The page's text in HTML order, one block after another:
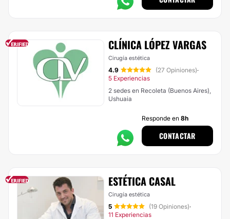
CLÍNICA LÓPEZ VARGAS
Cirugía estética
4.9 (27 Opiniones)·
5 Experiencias
2 sedes en Recoleta (Buenos Aires),
Ushuaia
Responde en 8h
CONTACTAR
ESTÉTICA CASAL
Cirugía estética
5 (19 Opiniones)·
11 Experiencias